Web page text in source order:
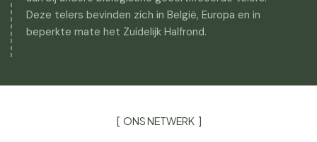
Deze telers bevinden zich in België, Europa en in
beperkte mate het Zuidelijk Halfrond.
ONS NETWERK